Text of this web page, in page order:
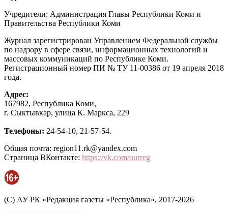
Учредители: Администрация Главы Республики Коми и
Правительства Республики Коми
Журнал зарегистрирован Управлением Федеральной службы
по надзору в сфере связи, информационных технологий и
массовых коммуникаций по Республике Коми.
Регистрационный номер ПИ № ТУ 11-00386 от 19 апреля 2018
года.
Адрес:
167982, Республика Коми,
г. Сыктывкар, улица К. Маркса, 229
Телефоны: 24-54-10, 21-57-54.
Общая почта: region11.rk@yandex.com
Страница ВКонтакте: https://vk.com/ourreg
(C) АУ РК «Редакция газеты «Республика», 2017-2026